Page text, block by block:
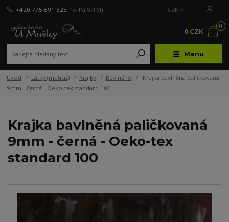
Menu
CZK
+420 775 691 525 Po-Pá 8-16h
0
0 CZK
Úvod Látky (metráž) Krajky Bavlněné
Krajka bavlněná paličkovaná
9mm - černá - Oeko-tex standard 100
Krajka bavlněná paličkovaná
9mm - černá - Oeko-tex
standard 100